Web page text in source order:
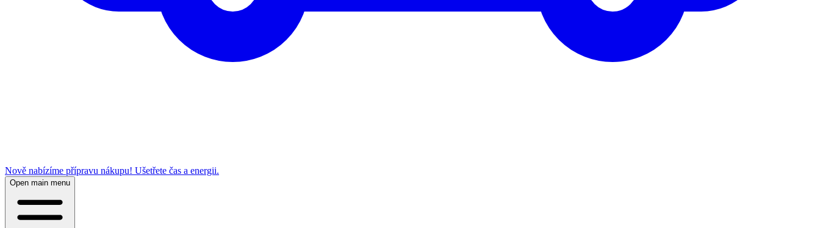
Nově nabízíme přípravu nákupu! Ušetřete čas a energii.
Open main menu